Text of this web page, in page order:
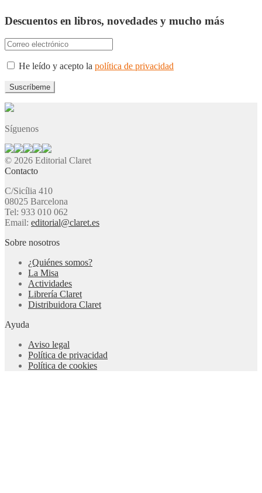
Descuentos en libros, novedades y mucho más
He leído y acepto la política de privacidad
Síguenos
© 2026 Editorial Claret
Contacto
C/Sicília 410
08025 Barcelona
Tel: 933 010 062
Email: editorial@claret.es
Sobre nosotros
¿Quiénes somos?
La Misa
Actividades
Librería Claret
Distribuidora Claret
Ayuda
Aviso legal
Política de privacidad
Política de cookies